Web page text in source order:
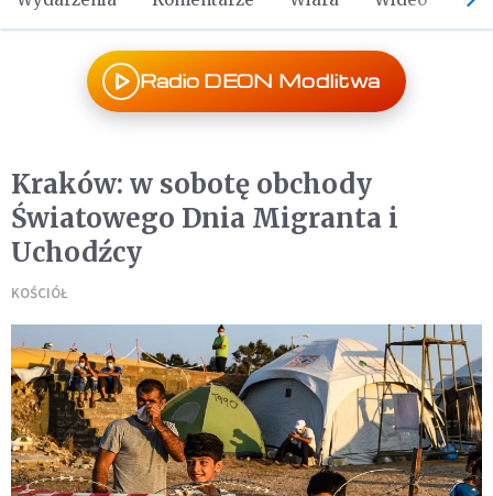
Radio DEON Modlitwa
Kraków: w sobotę obchody
Światowego Dnia Migranta i
Uchodźcy
KOŚCIÓŁ